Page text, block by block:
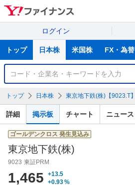
ログイン
サ
トップ 日本株 米国株 FX・為替
銘
検
索
トップ 日本株 東京地下鉄(株)【9023.T】
詳細 掲示板 チャート ニュース
ゴールデンクロス 発生見込み
東京地下鉄(株)
9023 東証PRM
1,465
+13.5
+0.93%